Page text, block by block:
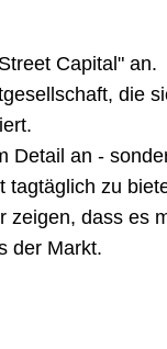
Capital" an.
die
Detail an -
tagtäglich zu
zeigen, dass es
der Markt.